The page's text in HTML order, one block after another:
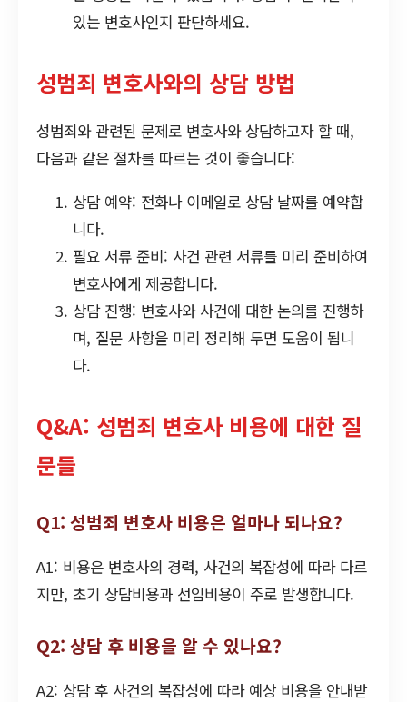
있는 변호사인지 판단하세요.
성범죄 변호사와의 상담 방법
성범죄와 관련된 문제로 변호사와 상담하고자 할 때,
다음과 같은 절차를 따르는 것이 좋습니다:
상담 예약: 전화나 이메일로 상담 날짜를 예약합
니다.
필요 서류 준비: 사건 관련 서류를 미리 준비하여
변호사에게 제공합니다.
상담 진행: 변호사와 사건에 대한 논의를 진행하
며, 질문 사항을 미리 정리해 두면 도움이 됩니
다.
Q&A: 성범죄 변호사 비용에 대한 질
문들
Q1: 성범죄 변호사 비용은 얼마나 되나요?
A1: 비용은 변호사의 경력, 사건의 복잡성에 따라 다르
지만, 초기 상담비용과 선임비용이 주로 발생합니다.
Q2: 상담 후 비용을 알 수 있나요?
A2: 상담 후 사건의 복잡성에 따라 예상 비용을 안내받